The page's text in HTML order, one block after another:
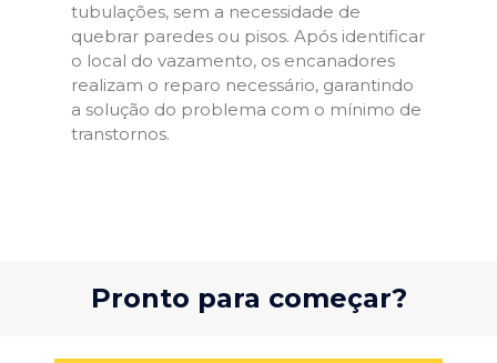
tubulações, sem a necessidade de
quebrar paredes ou pisos. Após identificar
o local do vazamento, os encanadores
realizam o reparo necessário, garantindo
a solução do problema com o mínimo de
transtornos.
Pronto para começar?